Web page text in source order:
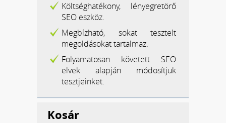
Költséghatékony, lényegretörő
SEO eszköz.
Megbízható, sokat tesztelt
megoldásokat tartalmaz.
Folyamatosan követett SEO
elvek alapján módosítjuk
tesztjeinket.
Kosár